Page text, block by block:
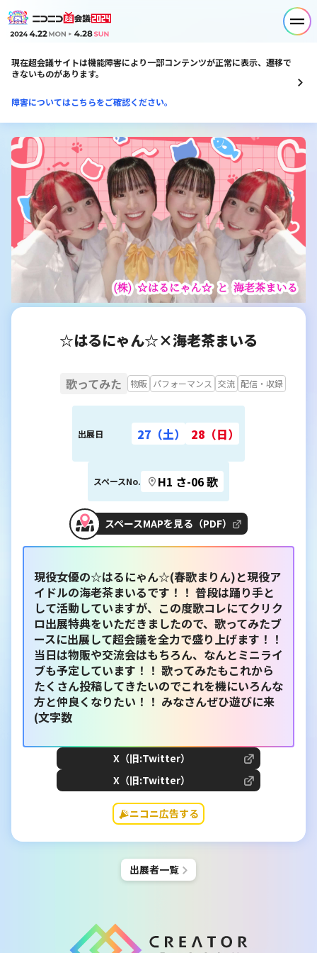
現在超会議サイトは機能障害により一部コンテンツが正常に表示、遷移で
きないものがあります。
障害についてはこちらをご確認ください。
☆はるにゃん☆×海老茶まいる
歌ってみた 物販 パフォーマンス 交流 配信・収録
出展日 27（土） 28（日）
スペースNo. H1 さ-06 歌
スペースMAPを見る（PDF）
現役女優の☆はるにゃん☆(春歌まりん)と現役ア
イドルの海老茶まいるです！！ 普段は踊り手と
して活動していますが、この度歌コレにてクリク
ロ出展特典をいただきましたので、歌ってみたブ
ースに出展して超会議を全力で盛り上げます！！
当日は物販や交流会はもちろん、なんとミニライ
ブも予定しています！！ 歌ってみたもこれから
たくさん投稿してきたいのでこれを機にいろんな
方と仲良くなりたい！！ みなさんぜひ遊びに来
(文字数
X（旧:Twitter）
X（旧:Twitter）
ニコニ広告する
出展者一覧